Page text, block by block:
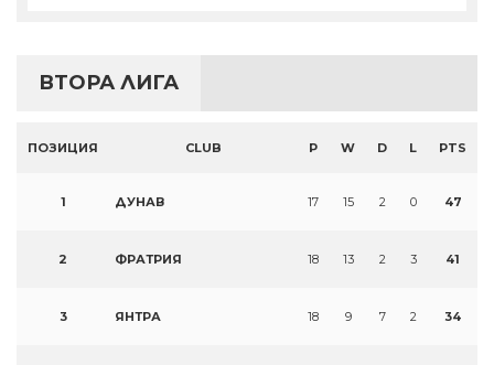
ВТОРА ЛИГА
ПОЗИЦИЯ CLUB P W D L PTS
1 ДУНАВ 17 15 2 0 47
2 ФРАТРИЯ 18 13 2 3 41
3 ЯНТРА 18 9 7 2 34